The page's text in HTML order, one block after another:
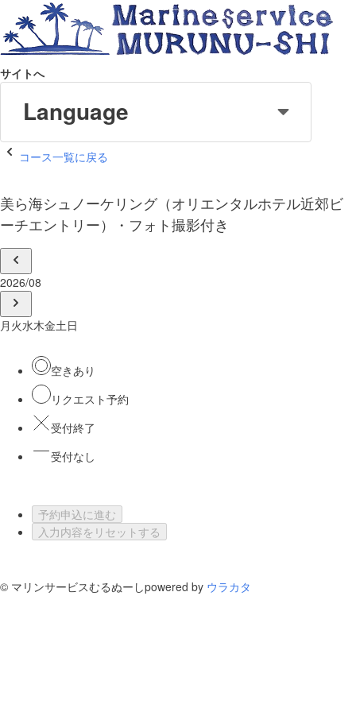
サイトへ
Language
コース一覧に戻る
美ら海シュノーケリング（オリエンタルホテル近郊ビ
ーチエントリー）・フォト撮影付き
2026/08
月 火水木金土日
空きあり
リクエスト予約
受付終了
受付なし
予約申込に進む
入力内容をリセットする
© マリンサービスむるぬーしpowered by ウラカタ